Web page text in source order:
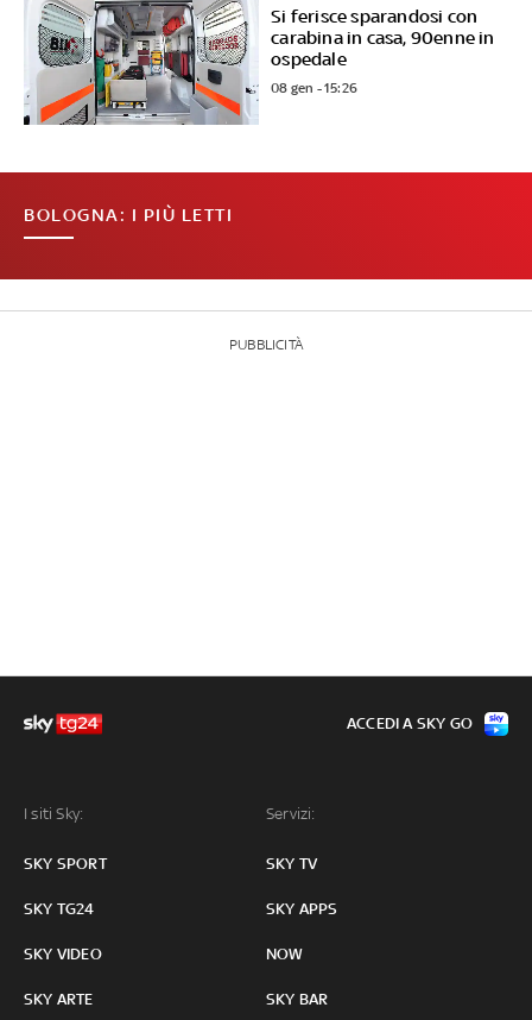
Si ferisce sparandosi con
carabina in casa, 90enne in
ospedale
08 gen - 15:26
BOLOGNA: I PIÙ LETTI
PUBBLICITÀ
I siti Sky:
SKY SPORT
SKY TG24
SKY VIDEO
SKY ARTE
Servizi:
SKY TV
SKY APPS
NOW
SKY BAR
ACCEDI A SKY GO